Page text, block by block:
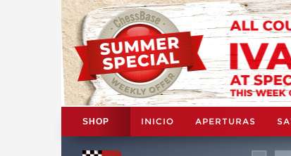
SHOP INICIO APERTURAS